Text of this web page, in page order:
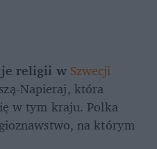
religii w Szwecji
Napieraj, która
w tym kraju. Polka
na którym